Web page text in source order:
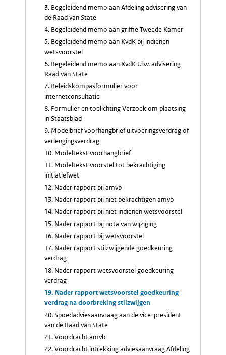
3. Begeleidend memo aan Afdeling advisering van
de Raad van State
4. Begeleidend memo aan griffie Tweede Kamer
5. Begeleidend memo aan KvdK bij indienen
wetsvoorstel
6. Begeleidend memo aan KvdK t.b.v. advisering
Raad van State
7. Beleidskompasformulier voor
internetconsultatie
8. Formulier en toelichting Verzoek om plaatsing
in Staatsblad
9. Modelbrief voorhangbrief uitvoeringsverdrag of
verlengingsverdrag
10. Modeltekst voorhangbrief
11. Modeltekst voorstel tot bekrachtiging
initiatiefwet
12. Nader rapport bij amvb
13. Nader rapport bij niet bekrachtigen amvb
14. Nader rapport bij niet indienen wetsvoorstel
15. Nader rapport bij nota van wijziging
16. Nader rapport bij wetsvoorstel
17. Nader rapport stilzwijgende goedkeuring
verdrag
18. Nader rapport wetsvoorstel goedkeuring
verdrag
19. Nader rapport wetsvoorstel goedkeuring
verdrag na doorbreking stilzwijgen
20. Spoedadviesaanvraag aan de vice-president
van de Raad van State
21. Voordracht amvb
22. Voordracht intrekking adviesaanvraag Afdeling